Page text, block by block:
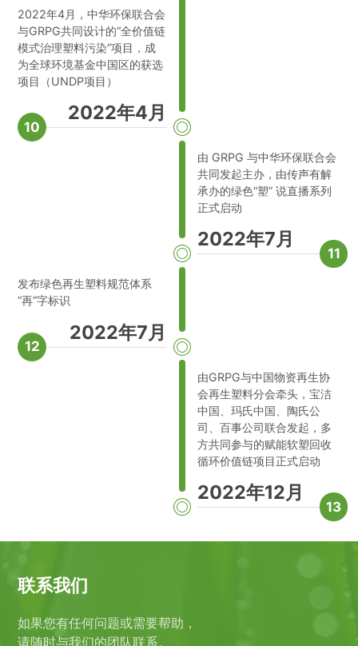
2022年4月，中华环保联合会
与GRPG共同设计的“全价值链
模式治理塑料污染”项目，成
为全球环境基金中国区的获选
项目（UNDP项目）
2022年4月
10
由 GRPG 与中华环保联合会
共同发起主办，由传声有解
承办的绿色“塑” 说直播系列
正式启动
2022年7月
11
发布绿色再生塑料规范体系
“再”字标识
2022年7月
12
由GRPG与中国物资再生协
会再生塑料分会牵头，宝洁
中国、玛氏中国、陶氏公
司、百事公司联合发起，多
方共同参与的赋能软塑回收
循环价值链项目正式启动
2022年12月
13
联系我们
如果您有任何问题或需要帮助，
请随时与我们的团队联系。